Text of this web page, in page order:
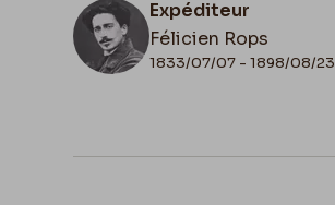
Expéditeur
Félicien Rops
1833/07/07 - 1898/08/23